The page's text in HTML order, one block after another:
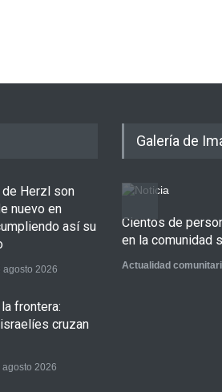
Herzl son
nuevo en
así su
agosto 2026
frontera:
cruzan
agosto 2026
Galería de
Cientos de
en la comunidad
Actualidad